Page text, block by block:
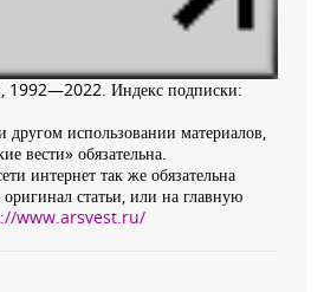
1992—2022. Индекс подписки:
использовании материалов,
вести» обязательна.
интернет так же обязательна
статьи, или на главную
www.arsvest.ru/